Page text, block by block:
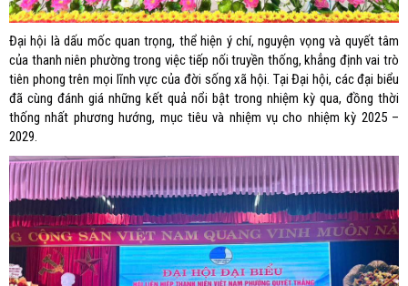
Đại hội là dấu mốc quan trọng, thể hiện ý chí, nguyện vọng và quyết tâm
của thanh niên phường trong việc tiếp nối truyền thống, khẳng định vai trò
tiên phong trên mọi lĩnh vực của đời sống xã hội. Tại Đại hội, các đại biểu
đã cùng đánh giá những kết quả nổi bật trong nhiệm kỳ qua, đồng thời
thống nhất phương hướng, mục tiêu và nhiệm vụ cho nhiệm kỳ 2025 –
2029.